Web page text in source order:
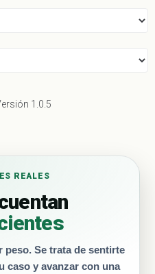
1.0.5
REALES
peso. Se trata de sentirte
caso y avanzar con una